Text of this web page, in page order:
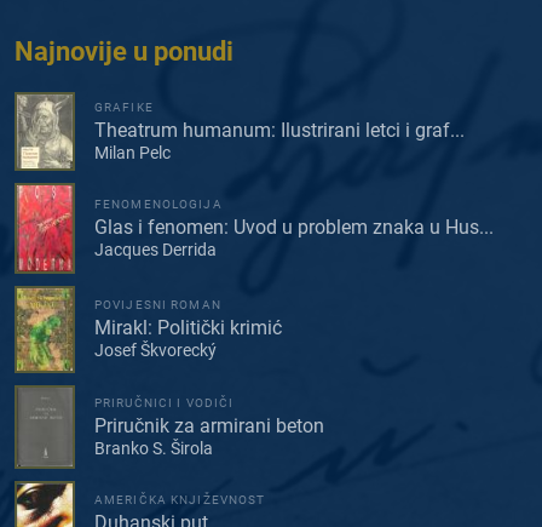
Najnovije u ponudi
GRAFIKE
Theatrum humanum: Ilustrirani letci i graf...
Milan Pelc
FENOMENOLOGIJA
Glas i fenomen: Uvod u problem znaka u Hus...
Jacques Derrida
POVIJESNI ROMAN
Mirakl: Politički krimić
Josef Škvorecký
PRIRUČNICI I VODIČI
Priručnik za armirani beton
Branko S. Širola
AMERIČKA KNJIŽEVNOST